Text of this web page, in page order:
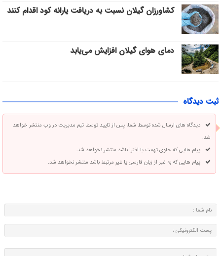
کشاورزان گیلان نسبت به دریافت یارانه کود اقدام کنند
دمای هوای گیلان افزایش می‌یابد
ثبت دیدگاه
دیدگاه های ارسال شده توسط شما، پس از تایید توسط تیم مدیریت در وب منتشر خواهد
شد.
پیام هایی که حاوی تهمت یا افترا باشد منتشر نخواهد شد.
پیام هایی که به غیر از زبان فارسی یا غیر مرتبط باشد منتشر نخواهد شد.